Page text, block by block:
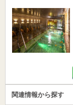
関連情報から探す